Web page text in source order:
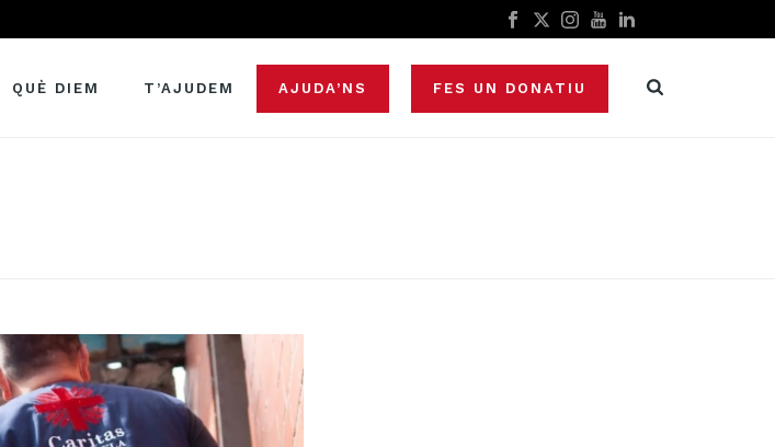
QUÈ DIEM T’AJUDEM AJUDA’NS FES UN DONATIU